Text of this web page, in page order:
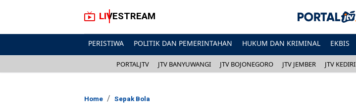
LIVESTREAM
PERISTIWA POLITIK DAN PEMERINTAHAN HUKUM DAN KRIMINAL EKBIS
PORTALJTV JTV BANYUWANGI JTV BOJONEGORO JTV JEMBER JTV KEDIRI
Home Sepak Bola